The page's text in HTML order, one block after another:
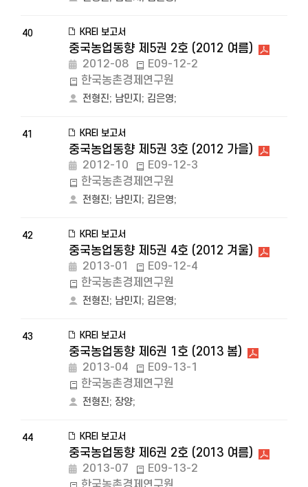
40 KREI 보고서
중국농업동향 제5권 2호 (2012 여름)
2012-08
E09-12-2
한국농촌경제연구원
전형진; 남민지 ; 김은영;
41 KREI 보고서
중국농업동향 제5권 3호 (2012 가을)
2012-10
E09-12-3
한국농촌경제연구원
전형진; 남민지 ; 김은영;
42 KREI 보고서
중국농업동향 제5권 4호 (2012 겨울)
2013-01
E09-12-4
한국농촌경제연구원
전형진; 남민지 ; 김은영;
43 KREI 보고서
중국농업동향 제6권 1호 (2013 봄)
2013-04
E09-13-1
한국농촌경제연구원
전형진; 장양;
44 KREI 보고서
중국농업동향 제6권 2호 (2013 여름)
2013-07
E09-13-2